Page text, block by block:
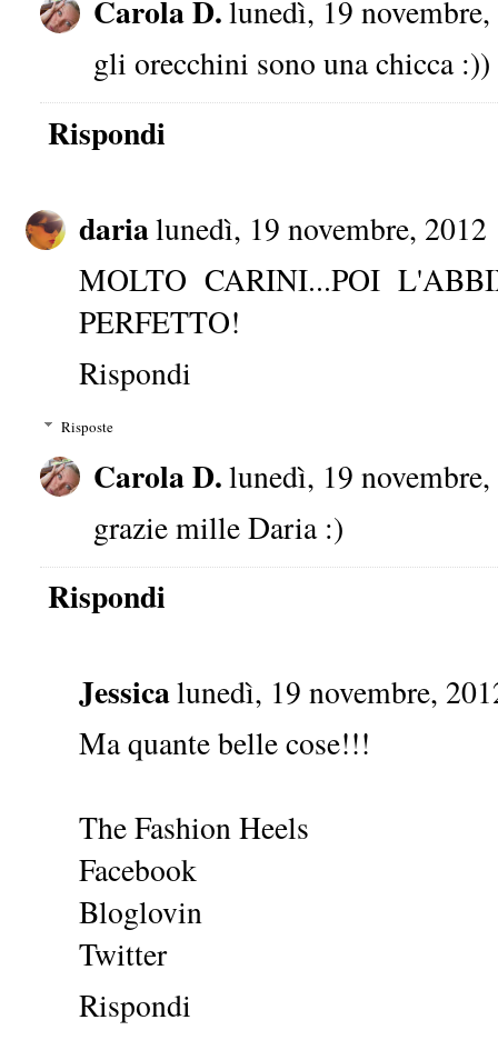
Carola D.lunedì, 19
gli orecchini sono una chicca
Rispondi
darialunedì, 19 novembre, 2012
MOLTO CARINI...POI
PERFETTO!
Rispondi
Risposte
Carola D.lunedì, 19
grazie mille Daria :)
Rispondi
Jessicalunedì, 19 novembre,
Ma quante belle cose!!!
The Fashion Heels
Facebook
Bloglovin
Twitter
Rispondi